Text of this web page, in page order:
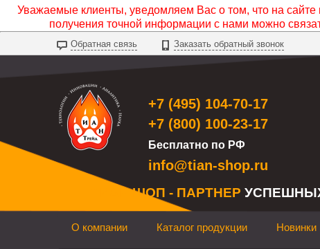
Уважаемые клиенты, уведомляем Вас о том, что на сайте
получения точной информации с нами можно
Обратная связь Заказать обратный звонок
+7 (495) 104-70-17
+7 (800) 100-23-17
Бесплатно по РФ
info@tian-shop.ru
ТИАН ШОП - ПАРТНЕР
О компании Каталог продукции Новинки